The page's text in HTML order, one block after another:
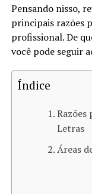
Pensando nisso,
principais razões
profissional. De
você pode seguir
Índice
Letras
Áreas